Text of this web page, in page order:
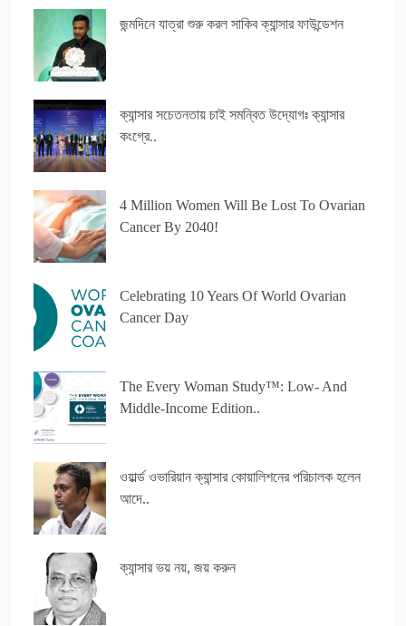
জন্মদিনে যাত্রা শুরু করল সাকিব ক্যান্সার ফাউন্ডেশন
ক্যান্সার সচেতনতায় চাই সমন্বিত উদ্যোগঃ ক্যান্সার
কংগ্রে..
4 Million Women Will Be Lost To Ovarian
Cancer By 2040!
Celebrating 10 Years Of World Ovarian
Cancer Day
The Every Woman Study™️: Low- And
Middle-Income Edition..
ওয়ার্ল্ড ওভারিয়ান ক্যান্সার কোয়ালিশনের পরিচালক হলেন
আদে..
ক্যান্সার ভয় নয়, জয় করুন